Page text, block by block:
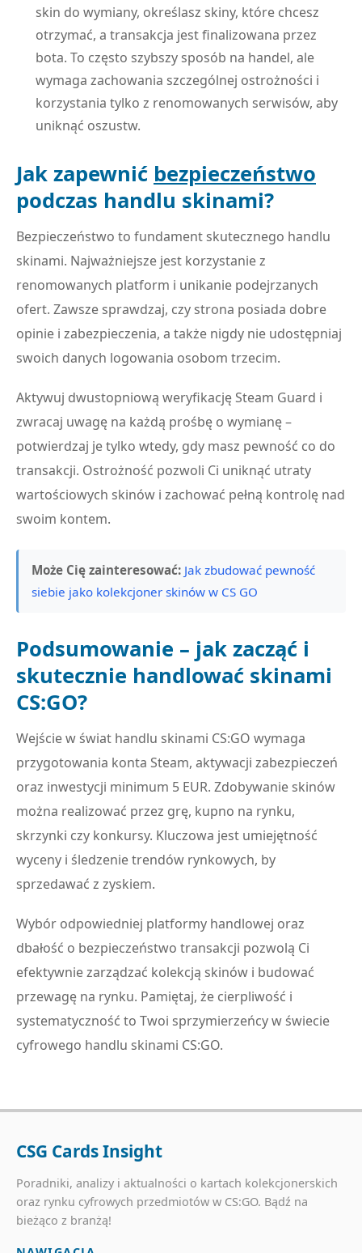
skin do wymiany, określasz skiny, które chcesz
otrzymać, a transakcja jest finalizowana przez
bota. To często szybszy sposób na handel, ale
wymaga zachowania szczególnej ostrożności i
korzystania tylko z renomowanych serwisów, aby
uniknąć oszustw.
Jak zapewnić bezpieczeństwo
podczas handlu skinami?
Bezpieczeństwo to fundament skutecznego handlu
skinami. Najważniejsze jest korzystanie z
renomowanych platform i unikanie podejrzanych
ofert. Zawsze sprawdzaj, czy strona posiada dobre
opinie i zabezpieczenia, a także nigdy nie udostępniaj
swoich danych logowania osobom trzecim.
Aktywuj dwustopniową weryfikację Steam Guard i
zwracaj uwagę na każdą prośbę o wymianę –
potwierdzaj je tylko wtedy, gdy masz pewność co do
transakcji. Ostrożność pozwoli Ci uniknąć utraty
wartościowych skinów i zachować pełną kontrolę nad
swoim kontem.
Może Cię zainteresować: Jak zbudować pewność
siebie jako kolekcjoner skinów w CS GO
Podsumowanie – jak zacząć i
skutecznie handlować skinami
CS:GO?
Wejście w świat handlu skinami CS:GO wymaga
przygotowania konta Steam, aktywacji zabezpieczeń
oraz inwestycji minimum 5 EUR. Zdobywanie skinów
można realizować przez grę, kupno na rynku,
skrzynki czy konkursy. Kluczowa jest umiejętność
wyceny i śledzenie trendów rynkowych, by
sprzedawać z zyskiem.
Wybór odpowiedniej platformy handlowej oraz
dbałość o bezpieczeństwo transakcji pozwolą Ci
efektywnie zarządzać kolekcją skinów i budować
przewagę na rynku. Pamiętaj, że cierpliwość i
systematyczność to Twoi sprzymierzeńcy w świecie
cyfrowego handlu skinami CS:GO.
CSG Cards Insight
Poradniki, analizy i aktualności o kartach kolekcjonerskich
oraz rynku cyfrowych przedmiotów w CS:GO. Bądź na
bieżąco z branżą!